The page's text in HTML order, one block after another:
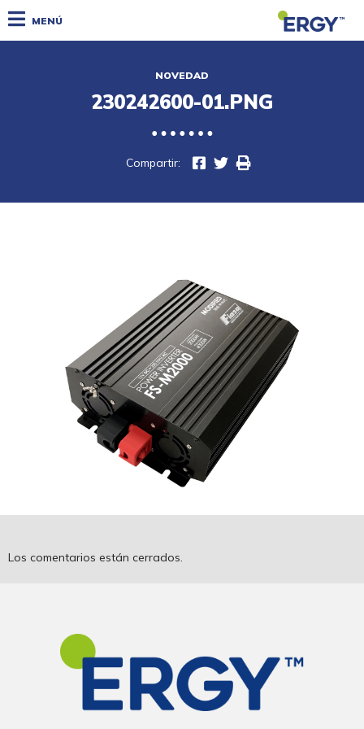
MENÚ
NOVEDAD
230242600-01.PNG
Compartir:
Los comentarios están cerrados.